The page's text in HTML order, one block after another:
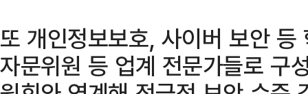
또 개인정보보호, 사이버 보안
자문위원 등 업계 전문가들로 구